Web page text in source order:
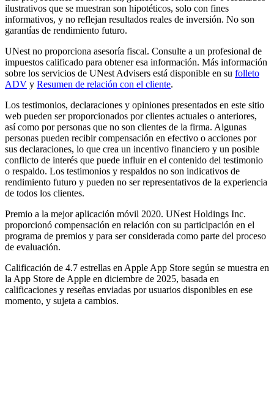
ilustrativos que se muestran son hipotéticos, solo con fines
informativos, y no reflejan resultados reales de inversión. No son
garantías de rendimiento futuro.
UNest no proporciona asesoría fiscal. Consulte a un profesional de
impuestos calificado para obtener esa información. Más información
sobre los servicios de UNest Advisers está disponible en su folleto
ADV y Resumen de relación con el cliente.
Los testimonios, declaraciones y opiniones presentados en este sitio
web pueden ser proporcionados por clientes actuales o anteriores,
así como por personas que no son clientes de la firma. Algunas
personas pueden recibir compensación en efectivo o acciones por
sus declaraciones, lo que crea un incentivo financiero y un posible
conflicto de interés que puede influir en el contenido del testimonio
o respaldo. Los testimonios y respaldos no son indicativos de
rendimiento futuro y pueden no ser representativos de la experiencia
de todos los clientes.
Premio a la mejor aplicación móvil 2020. UNest Holdings Inc.
proporcionó compensación en relación con su participación en el
programa de premios y para ser considerada como parte del proceso
de evaluación.
Calificación de 4.7 estrellas en Apple App Store según se muestra en
la App Store de Apple en diciembre de 2025, basada en
calificaciones y reseñas enviadas por usuarios disponibles en ese
momento, y sujeta a cambios.